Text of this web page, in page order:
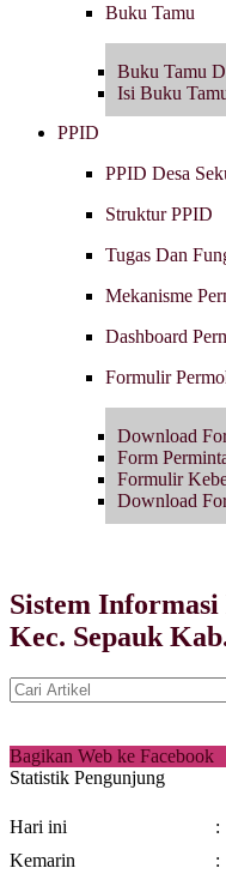
Buku Tamu
Buku Tamu
Isi Buku
PPID
PPID Desa
Struktur PPID
Tugas Dan
Mekanisme
Dashboard
Formulir
Download
Form
Formulir
Download
Sistem Informasi
Kec. Sepauk
Bagikan Web ke Facebook
Statistik Pengunjung
Hari ini :
Kemarin
: